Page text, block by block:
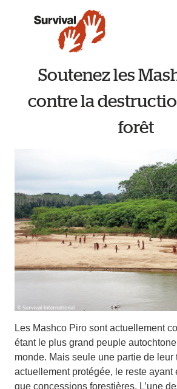
Soutenez les
contre la
forêt
Les Mashco Piro sont actuellement
étant le plus grand peuple
monde. Mais seule une partie de leur
actuellement protégée, le reste ayant
que concessions forestières. L’une